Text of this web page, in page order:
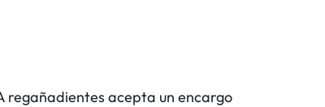
regañadientes acepta un encargo